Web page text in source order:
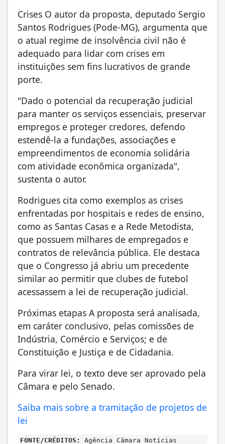
Crises O autor da proposta, deputado Sergio
Santos Rodrigues (Pode-MG), argumenta que
o atual regime de insolvência civil não é
adequado para lidar com crises em
instituições sem fins lucrativos de grande
porte.
"Dado o potencial da recuperação judicial
para manter os serviços essenciais, preservar
empregos e proteger credores, defendo
estendê-la a fundações, associações e
empreendimentos de economia solidária
com atividade econômica organizada",
sustenta o autor.
Rodrigues cita como exemplos as crises
enfrentadas por hospitais e redes de ensino,
como as Santas Casas e a Rede Metodista,
que possuem milhares de empregados e
contratos de relevância pública. Ele destaca
que o Congresso já abriu um precedente
similar ao permitir que clubes de futebol
acessassem a lei de recuperação judicial.
Próximas etapas A proposta será analisada,
em caráter conclusivo, pelas comissões de
Indústria, Comércio e Serviços; e de
Constituição e Justiça e de Cidadania.
Para virar lei, o texto deve ser aprovado pela
Câmara e pelo Senado.
Saiba mais sobre a tramitação de projetos de
lei
FONTE/CRÉDITOS: Agência Câmara Notícias